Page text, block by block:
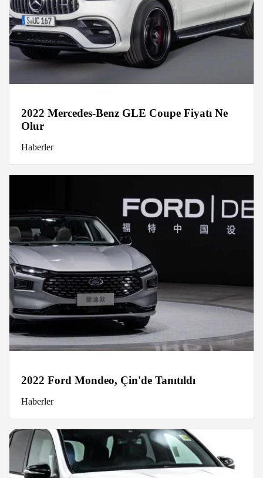
2022 Mercedes-Benz GLE Coupe Fiyatı Ne
Olur
Haberler
2022 Ford Mondeo, Çin'de Tanıtıldı
Haberler